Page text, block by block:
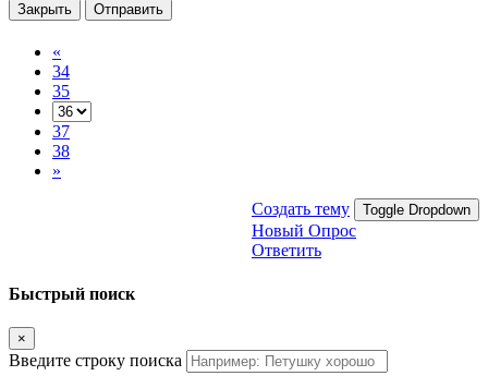
Закрыть Отправить
«
34
35
37
38
»
Создать тему Toggle Dropdown
Новый Опрос
Ответить
Быстрый поиск
×
Введите строку поиска